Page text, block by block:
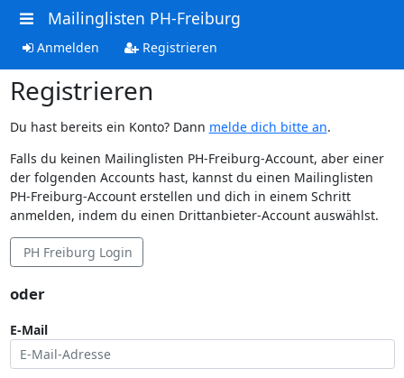
Mailinglisten PH-Freiburg
Anmelden Registrieren
Registrieren
Du hast bereits ein Konto? Dann melde dich bitte an.
Falls du keinen Mailinglisten PH-Freiburg-Account, aber einer
der folgenden Accounts hast, kannst du einen Mailinglisten
PH-Freiburg-Account erstellen und dich in einem Schritt
anmelden, indem du einen Drittanbieter-Account auswählst.
PH Freiburg Login
oder
E-Mail